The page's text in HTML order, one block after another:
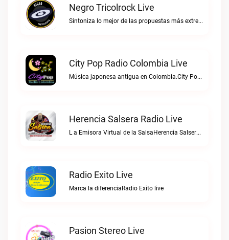
Negro Tricolrock Live
Sintoniza lo mejor de las propuestas más extremas y virtuosas del metal colombianoNegro Tricolrock live
City Pop Radio Colombia Live
Música japonesa antigua en Colombia.City Pop Radio Colombia live
Herencia Salsera Radio Live
L a Emisora Virtual de la SalsaHerencia Salsera Radio live
Radio Exito Live
Marca la diferenciaRadio Exito live
Pasion Stereo Live